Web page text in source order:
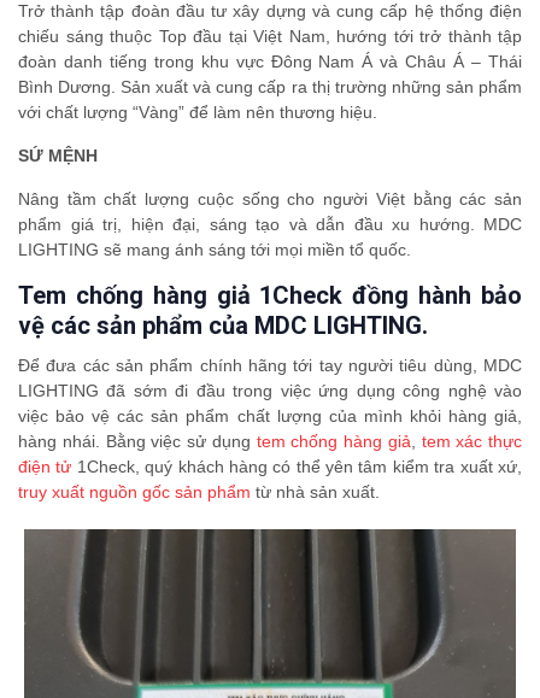
Trở thành tập đoàn đầu tư xây dựng và cung cấp hệ thống điện
chiếu sáng thuộc Top đầu tại Việt Nam, hướng tới trở thành tập
đoàn danh tiếng trong khu vực Đông Nam Á và Châu Á – Thái
Bình Dương. Sản xuất và cung cấp ra thị trường những sản phẩm
với chất lượng “Vàng” để làm nên thương hiệu.
SỨ MỆNH
Nâng tầm chất lượng cuộc sống cho người Việt bằng các sản
phẩm giá trị, hiện đại, sáng tạo và dẫn đầu xu hướng. MDC
LIGHTING sẽ mang ánh sáng tới mọi miền tổ quốc.
Tem chống hàng giả 1Check đồng hành bảo
vệ các sản phẩm của MDC LIGHTING.
Để đưa các sản phẩm chính hãng tới tay người tiêu dùng, MDC
LIGHTING đã sớm đi đầu trong việc ứng dụng công nghệ vào
việc bảo vệ các sản phẩm chất lượng của mình khỏi hàng giả,
hàng nhái. Bằng việc sử dụng tem chống hàng giả
tem xác thực
điện tử 1Check, quý khách hàng có thể yên tâm kiểm tra xuất xứ,
truy xuất nguồn gốc sản phẩm từ nhà sản xuất.